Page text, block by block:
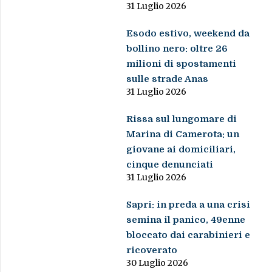
31 Luglio 2026
Esodo estivo, weekend da
bollino nero: oltre 26
milioni di spostamenti
sulle strade Anas
31 Luglio 2026
Rissa sul lungomare di
Marina di Camerota: un
giovane ai domiciliari,
cinque denunciati
31 Luglio 2026
Sapri: in preda a una crisi
semina il panico, 49enne
bloccato dai carabinieri e
ricoverato
30 Luglio 2026